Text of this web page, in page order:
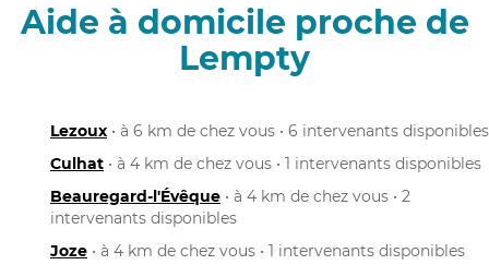
Aide à domicile proche de
Lempty
Lezoux • à 6 km de chez vous • 6 intervenants disponibles
Culhat • à 4 km de chez vous • 1 intervenants disponibles
Beauregard-l'Évêque • à 4 km de chez vous • 2
intervenants disponibles
Joze • à 4 km de chez vous • 1 intervenants disponibles